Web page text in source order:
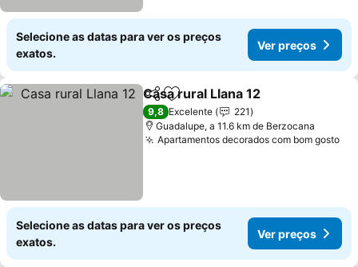
Selecione as datas para ver os preços
exatos.
Ver preços
PartilharAdicionar aos favoritos
Casa rural Llana 12
9,8 Excelente
221
Guadalupe, a 11.6 km de Berzocana
Apartamentos decorados com bom gosto
Selecione as datas para ver os preços
exatos.
Ver preços